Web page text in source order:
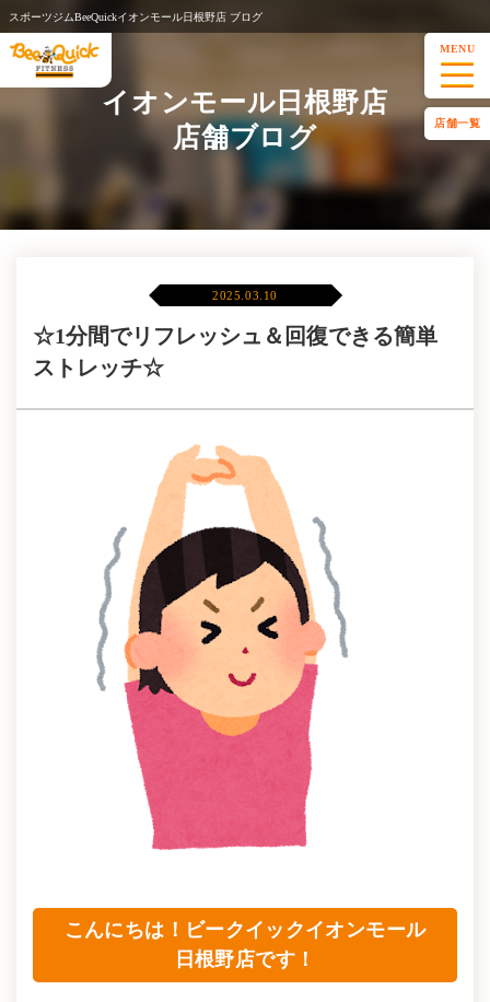
スポーツジムBeeQuickイオンモール日根野店 ブログ
MENU
店舗一覧
イオンモール日根野店
店舗ブログ
2025.03.10
☆1分間でリフレッシュ＆回復できる簡単
ストレッチ☆
こんにちは！ビークイックイオンモール
日根野店です！